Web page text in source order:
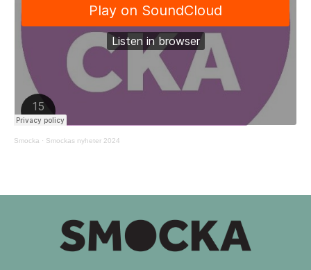
Smocka · Smockas nyheter 2024